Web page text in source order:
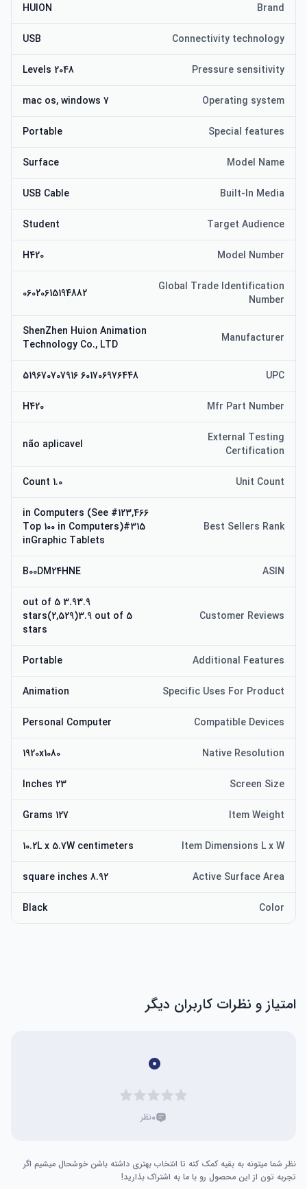
Brand
HUION
Connectivity technology
USB
Pressure sensitivity
2048 Levels
Operating system
mac os, windows 7
Special features
Portable
Model Name
Surface
Built-In Media
USB Cable
Target Audience
Student
Model Number
H420
Global Trade Identification
Number
06020615194882
Manufacturer
ShenZhen Huion Animation
Technology Co., LTD
UPC
601706976448 519670707916
Mfr Part Number
H420
External Testing
Certification
não aplicavel
Unit Count
1.0 Count
Best Sellers Rank
#123,466 in Computers (See
Top 100 in Computers)#315
inGraphic Tablets
ASIN
B00DM24HNE
Customer Reviews
3.93.9 out of 5
stars(2,529)3.9 out of 5
stars
Additional Features
Portable
Specific Uses For Product
Animation
Compatible Devices
Personal Computer
Native Resolution
1920x1080
Screen Size
23 Inches
Item Weight
127 Grams
Item Dimensions L x W
10.2L x 5.7W centimeters
Active Surface Area
8.92 square inches
Color
Black
امتیاز و نظرات کاربران دیگر
۰
۰نظر
نظر شما میتونه به بقیه کمک کنه تا انتخاب بهتری داشته باشن خوشحال میشیم اگر
تجربه تون از این محصول رو با ما به اشتراک بذارید!